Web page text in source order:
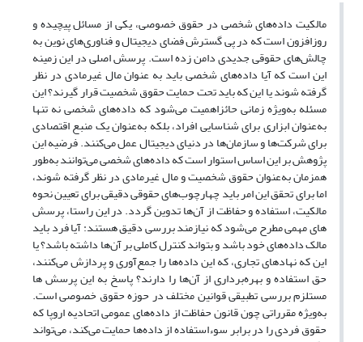
مالکیت داده‌های شخصی در حقوق خصوصی، یکی از مسائل پیچیده و
روزافزون است که در پی گسترش فضای دیجیتال و فناوری‌های نوین به
چالش‌های حقوقی جدیدی دامن زده است. پرسش اصلی در این زمینه
این است که آیا داده‌های شخصی باید به عنوان مال غیرمادی در نظر
گرفته شوند یا این که باید تحت حمایت حقوق شخصیت قرار گیرند؟ این
مسئله به‌ویژه زمانی حائزاهمیت می‌شود که داده‌های شخصی نه تنها
به‌عنوان ابزاری برای شناسایی افراد، بلکه به‌عنوان یک منبع اقتصادی
برای شرکت‌ها و سازمان‌ها در دنیای دیجیتال عمل می‌کنند.فرضیه این
پژوهش بر این اساس استوار است که داده‌های شخصی می‌توانند به‌طور
همزمان به‌عنوان حقوق شخصیت و مال غیرمادی در نظر گرفته شوند،
اما برای تحقق این امر باید چهارچوب‌های حقوقی دقیقی برای تعیین نحوه
مالکیت، استفاده و حفاظت از آن‌ها تدوین گردد. در این راستا، پرسش
های مهمی مطرح می‌شود که نیازمند بررسی دقیق هستند: آیا فرد باید
مالک داده‌های خود باشد و بتواند کنترل کاملی بر آن‌ها داشته باشد؟ یا
این که نهادهای تجاری، که این داده‌ها را جمع‌آوری و پردازش می‌کنند،
حق استفاده و بهره‌برداری از آن‌ها را دارند؟ پاسخ به این پرسش ها
مستلزم بررسی تطبیقی قوانین مختلف در حوزه حقوق خصوصی است.
به‌ویژه مقرراتی چون قانون حفاظت از داده‌های عمومی اتحادیه اروپا که
حقوق فردی را در برابر سوءاستفاده از داده‌ها حمایت می‌کند، می‌تواند